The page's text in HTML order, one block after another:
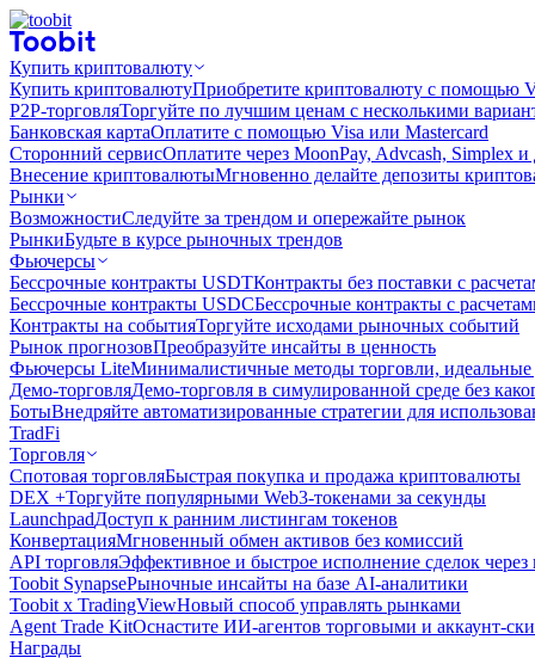
Купить криптовалюту
Купить криптовалютуПриобретите криптовалюту с помощью
P2P-торговляТоргуйте по лучшим ценам с несколькими
Банковская картаОплатите с помощью Visa или Mastercard
Сторонний сервисОплатите через MoonPay, Advcash, Simplex и
Внесение криптовалютыМгновенно делайте депозиты
Рынки
ВозможностиСледуйте за трендом и опережайте рынок
РынкиБудьте в курсе рыночных трендов
Фьючерсы
Бессрочные контракты USDTКонтракты без поставки с
Бессрочные контракты USDCБессрочные контракты с
Контракты на событияТоргуйте исходами рыночных событий
Рынок прогнозовПреобразуйте инсайты в ценность
Фьючерсы LiteМинималистичные методы торговли, идеальные
Демо-торговляДемо-торговля в симулированной среде без
БотыВнедряйте автоматизированные стратегии для
TradFi
Торговля
Спотовая торговляБыстрая покупка и продажа криптовалюты
DEX +Торгуйте популярными Web3-токенами за секунды
LaunchpadДоступ к ранним листингам токенов
КонвертацияМгновенный обмен активов без комиссий
API торговляЭффективное и быстрое исполнение сделок
Toobit SynapseРыночные инсайты на базе AI-аналитики
Toobit x TradingViewНовый способ управлять рынками
Agent Trade KitОснастите ИИ-агентов торговыми и аккаунт-
Награды